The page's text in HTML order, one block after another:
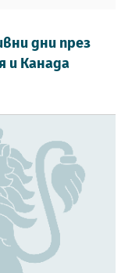
дни през
и Канада